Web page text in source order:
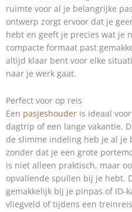
ruimte voor al je belangrijke
ontwerp zorgt ervoor dat je
hebt en geeft je precies wat je
compacte formaat past
altijd klaar bent voor elke
naar je werk gaat.
Perfect voor op reis
Een pasjeshouder is ideaal
dagtrip of een lange vakantie.
de slimme indeling heb je al je
zonder dat je een grote
is niet alleen praktisch, maar
opvallende spullen bij je hebt.
gemakkelijk bij je pinpas of ID-
vliegveld of tijdens een